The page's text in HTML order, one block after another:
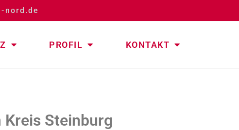
nord.de
PROFIL KONTAKT
Steinburg